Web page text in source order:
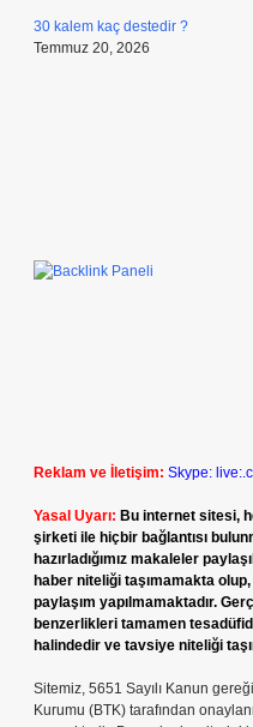
30 kalem kaç destedir ?
Temmuz 20, 2026
Reklam ve İletişim: Skype:
Yasal Uyarı: Bu internet sitesi,
şirketi ile hiçbir bağlantısı
hazırladığımız makaleler
haber niteliği taşımamakta
paylaşım yapılmamaktadır.
benzerlikleri tamamen
halindedir ve tavsiye niteliği
Sitemiz, 5651 Sayılı Kanun
Kurumu (BTK) tarafından